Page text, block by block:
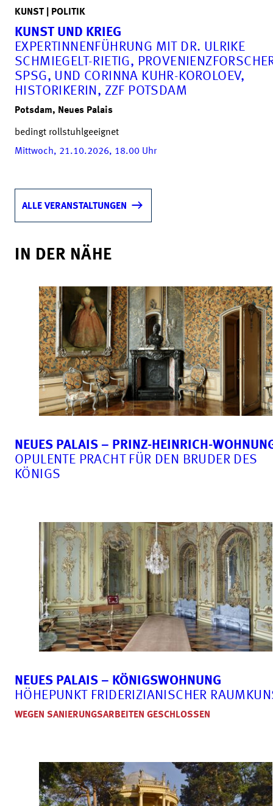
KUNST | POLITIK
KUNST UND KRIEG
EXPERTINNENFÜHRUNG MIT DR. ULRIKE
SCHMIEGELT-RIETIG,
SPSG, UND CORINNA KUHR-KOROLOEV,
HISTORIKERIN, ZZF POTSDAM
Potsdam, Neues Palais
bedingt rollstuhlgeeignet
Mittwoch, 21.10.2026, 18.00 Uhr
ALLE VERANSTALTUNGEN
IN DER NÄHE
NEUES PALAIS – PRINZ-HEINRICH-
OPULENTE PRACHT FÜR DEN BRUDER DES
KÖNIGS
NEUES PALAIS – KÖNIGSWOHNUNG
HÖHEPUNKT FRIDERIZIANISCHER
WEGEN SANIERUNGSARBEITEN GESCHLOSSEN